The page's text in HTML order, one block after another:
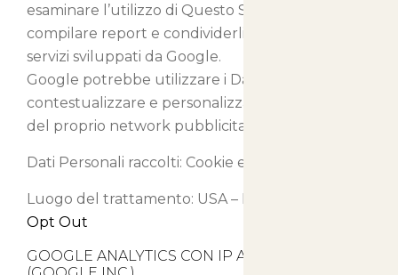
esaminare l’utilizzo di Questo Sito Web,
compilare report e condividerli con gli altri
servizi sviluppati da Google.
Google potrebbe utilizzare i Dati Personali per
contestualizzare e personalizzare gli annunci
del proprio network pubblicitario.
Dati Personali raccolti: Cookie e Dati di Utilizzo.
Luogo del trattamento: USA – Privacy Policy
Opt Out
GOOGLE ANALYTICS CON IP ANONIMIZZATO